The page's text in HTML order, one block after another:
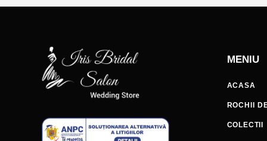
MENIU
ACASA
ROCHII
COLECTII